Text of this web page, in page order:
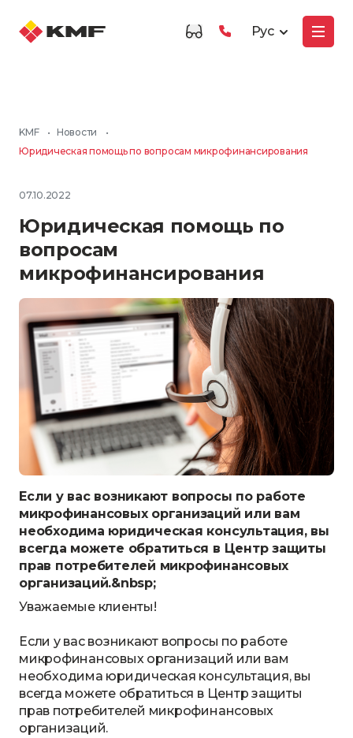
Рус
KMF • Новости
•
Юридическая помощь по вопросам микрофинансирования
07.10.2022
Юридическая помощь по
вопросам
микрофинансирования
Если у вас возникают вопросы по работе
микрофинансовых организаций или вам
необходима юридическая консультация, вы
всегда можете обратиться в Центр защиты
прав потребителей микрофинансовых
организаций.&nbsp;
Уважаемые клиенты!
Если у вас возникают вопросы по работе
микрофинансовых организаций или вам
необходима юридическая консультация, вы
всегда можете обратиться в Центр защиты
прав потребителей микрофинансовых
организаций.